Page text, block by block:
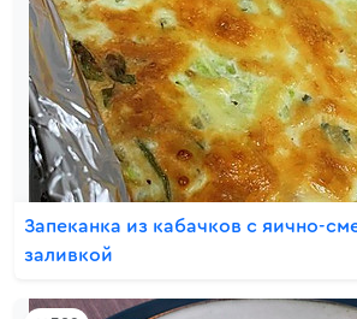
Запеканка из кабачков с яично-
заливкой